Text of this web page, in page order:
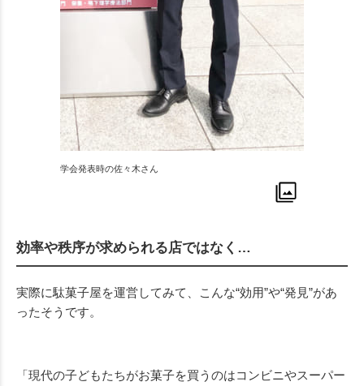
学会発表時の佐々木さん
効率や秩序が求められる店ではなく…
実際に駄菓子屋を運営してみて、こんな“効用”や“発見”があ
ったそうです。
「現代の子どもたちがお菓子を買うのはコンビニやスーパー